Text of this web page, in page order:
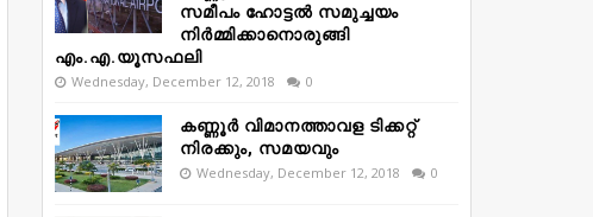
സമീപം ഹോട്ടൽ സമുച്ചയം
നിർമ്മിക്കാനൊരുങ്ങി
എം.എ.യൂസഫലി
Wednesday, December 12, 2018 0
കണ്ണൂർ വിമാനത്താവള ടിക്കറ്റ്
നിരക്കും, സമയവും
Wednesday, December 12, 2018 0